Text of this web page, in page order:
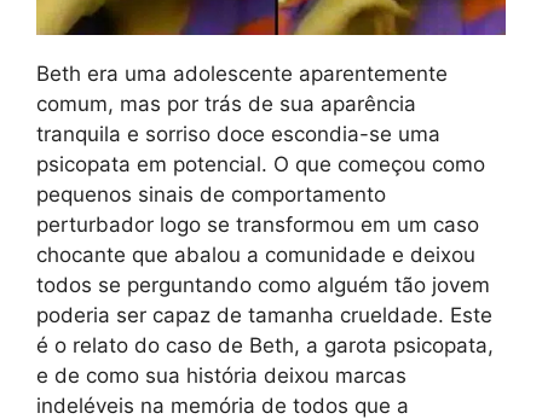
Beth era uma adolescente aparentemente
comum, mas por trás de sua aparência
tranquila e sorriso doce escondia-se uma
psicopata em potencial. O que começou como
pequenos sinais de comportamento
perturbador logo se transformou em um caso
chocante que abalou a comunidade e deixou
todos se perguntando como alguém tão jovem
poderia ser capaz de tamanha crueldade. Este
é o relato do caso de Beth, a garota psicopata,
e de como sua história deixou marcas
indeléveis na memória de todos que a